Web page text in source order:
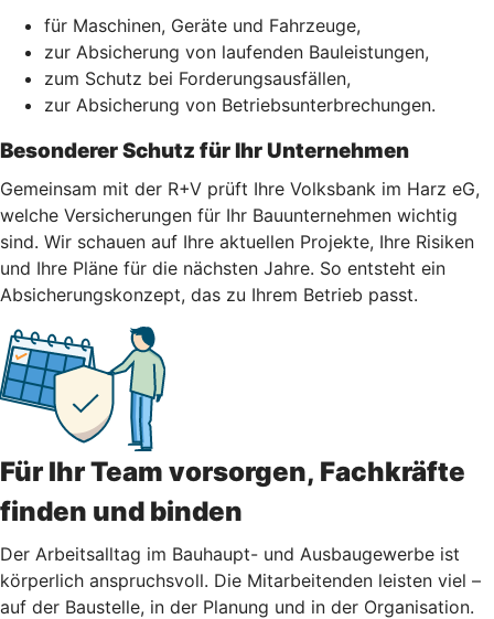
für Maschinen, Geräte und Fahrzeuge,
zur Absicherung von laufenden Bauleistungen,
zum Schutz bei Forderungsausfällen,
zur Absicherung von Betriebsunterbrechungen.
Besonderer Schutz für Ihr Unternehmen
Gemeinsam mit der R+V prüft Ihre Volksbank im Harz eG,
welche Versicherungen für Ihr Bauunternehmen wichtig
sind. Wir schauen auf Ihre aktuellen Projekte, Ihre Risiken
und Ihre Pläne für die nächsten Jahre. So entsteht ein
Absicherungskonzept, das zu Ihrem Betrieb passt.
Für Ihr Team vorsorgen, Fachkräfte
finden und binden
Der Arbeitsalltag im Bauhaupt- und Ausbaugewerbe ist
körperlich anspruchsvoll. Die Mitarbeitenden leisten viel –
auf der Baustelle, in der Planung und in der Organisation.